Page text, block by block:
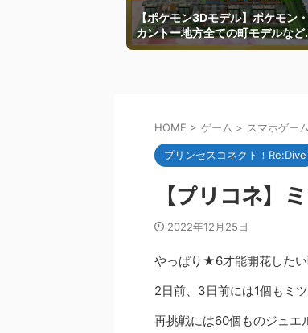
【ポケモン3Dモデル】ポケモン・
カントー地方全ての町モデルなど
を紹介
HOME > ゲーム > スマホゲーム
プリンセスコネクト！Re:Dive
【プリコネ】
2022年12月25日
やっぱり★6才能開花したい
2日前、3日前には1個もミ
再挑戦には60個ものジュエ